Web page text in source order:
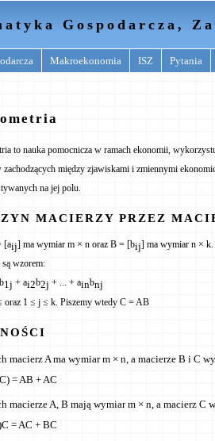
Gospodarcza,
Makroekonomia ISZ Pytania
to nauka pomocnicza w ramach ekonomii,
między zjawiskami i zmiennymi
na jej polu.
MACIERZY PRZEZ
[aij] ma wymiar m × n oraz B = [bij] ma wymiar n × k.
wzorem:
b1j + ai2b2j + ... + ainbnj
oraz 1 ≤ j ≤ k. Piszemy wtedy C = AB
macierz A ma wymiar m × n, a macierze B i C
= AB + AC
macierze A, B mają wymiar m × n, a macierz C
= AC + BC